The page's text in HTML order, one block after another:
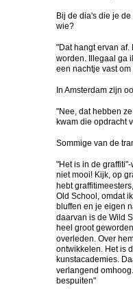
Bij de dia's die je
wie?
"Dat hangt ervan
worden. Illegaal ga
een nachtje vast
In Amsterdam zijn
"Nee, dat hebben
kwam die opdracht
Sommige van de
"Het is in de
niet mooi! Kijk, op
hebt
Old School, omdat
bluffen en je eigen
daarvan is de Wild
heel groot
overleden. Over
ontwikkelen. Het is
kunstacademies.
verlangend
bespuiten"